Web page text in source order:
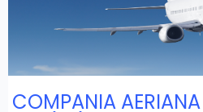
COMPANIA